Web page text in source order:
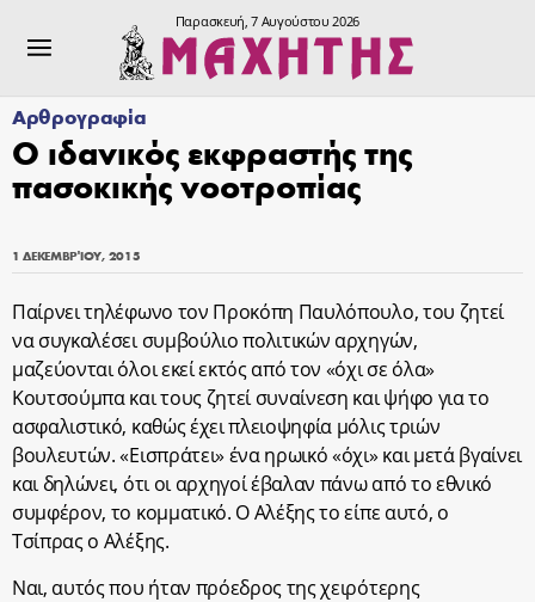
Παρασκευή, 7 Αυγούστου 2026
Αρθρογραφία
Ο ιδανικός εκφραστής της
πασοκικής νοοτροπίας
1 ΔΕΚΕΜΒΡΊΟΥ, 2015
Παίρνει τηλέφωνο τον Προκόπη Παυλόπουλο, του ζητεί
να συγκαλέσει συμβούλιο πολιτικών αρχηγών,
μαζεύονται όλοι εκεί εκτός από τον «όχι σε όλα»
Κουτσούμπα και τους ζητεί συναίνεση και ψήφο για το
ασφαλιστικό, καθώς έχει πλειοψηφία μόλις τριών
βουλευτών. «Εισπράτει» ένα ηρωικό «όχι» και μετά βγαίνει
και δηλώνει, ότι οι αρχηγοί έβαλαν πάνω από το εθνικό
συμφέρον, το κομματικό. Ο Αλέξης το είπε αυτό, ο
Τσίπρας ο Αλέξης.
Ναι, αυτός που ήταν πρόεδρος της χειρότερης